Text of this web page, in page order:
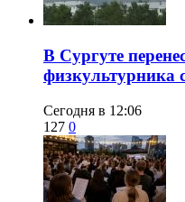
​В Сургуте
физкультурника
Сегодня в 12:06
127 0